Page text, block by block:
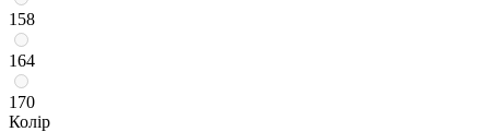
158
164
170
Колір